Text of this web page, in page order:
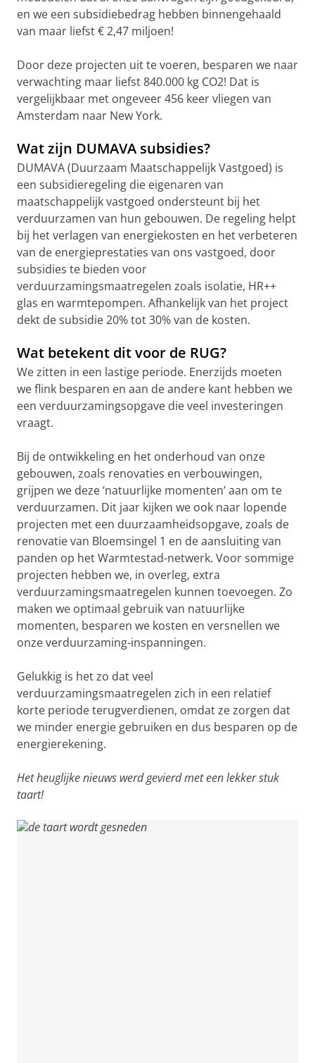
en we een subsidiebedrag hebben binnengehaald
van maar liefst € 2,47 miljoen!
Door deze projecten uit te voeren, besparen we naar
verwachting maar liefst 840.000 kg CO2! Dat is
vergelijkbaar met ongeveer 456 keer vliegen van
Amsterdam naar New York.
Wat zijn DUMAVA subsidies?
DUMAVA (Duurzaam Maatschappelijk Vastgoed) is
een subsidieregeling die eigenaren van
maatschappelijk vastgoed ondersteunt bij het
verduurzamen van hun gebouwen. De regeling helpt
bij het verlagen van energiekosten en het verbeteren
van de energieprestaties van ons vastgoed, door
subsidies te bieden voor
verduurzamingsmaatregelen zoals isolatie, HR++
glas en warmtepompen. Afhankelijk van het project
dekt de subsidie 20% tot 30% van de kosten.
Wat betekent dit voor de RUG?
We zitten in een lastige periode. Enerzijds moeten
we flink besparen en aan de andere kant hebben we
een verduurzamingsopgave die veel investeringen
vraagt.
Bij de ontwikkeling en het onderhoud van onze
gebouwen, zoals renovaties en verbouwingen,
grijpen we deze ‘natuurlijke momenten’ aan om te
verduurzamen. Dit jaar kijken we ook naar lopende
projecten met een duurzaamheidsopgave, zoals de
renovatie van Bloemsingel 1 en de aansluiting van
panden op het Warmtestad-netwerk. Voor sommige
projecten hebben we, in overleg, extra
verduurzamingsmaatregelen kunnen toevoegen. Zo
maken we optimaal gebruik van natuurlijke
momenten, besparen we kosten en versnellen we
onze verduurzaming-inspanningen.
Gelukkig is het zo dat veel
verduurzamingsmaatregelen zich in een relatief
korte periode terugverdienen, omdat ze zorgen dat
we minder energie gebruiken en dus besparen op de
energierekening.
Het heuglijke nieuws werd gevierd met een lekker stuk
taart!